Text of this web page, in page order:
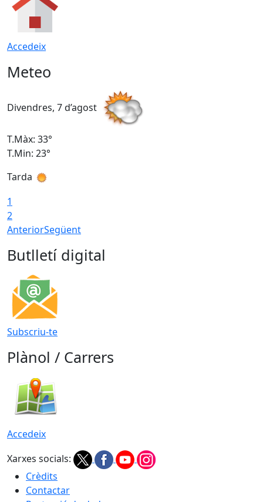
Accedeix
Meteo
Divendres, 7 d’agost
T.Màx: 33°
T.Min: 23°
Tarda
1
2
AnteriorSegüent
Butlletí digital
Subscriu-te
Plànol / Carrers
Accedeix
Xarxes socials:
Crèdits
Contactar